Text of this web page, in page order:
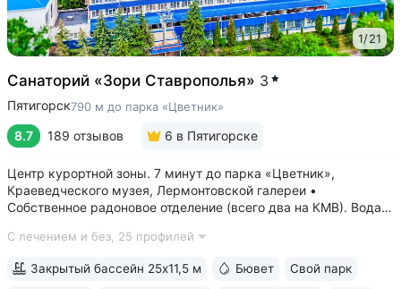
1/21
Санаторий «Зори Ставрополья» 3
Пятигорск790 м до парка «Цветник»
8.7 189 отзывов 6 в Пятигорске
Центр курортной зоны. 7 минут до парка «Цветник»,
Краеведческого музея, Лермонтовской галереи •
Собственное радоновое отделение (всего два на КМВ). Вода
сохраняя все полезные свойства • Сероводородные ванны
С лечением и без, 25 профилей
Закрытый бассейн 25x11,5 м Бювет Свой парк